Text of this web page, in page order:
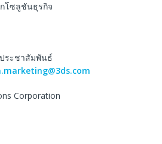
โซลูชันธุรกิจ
ระชาสัมพันธ์
Corporation